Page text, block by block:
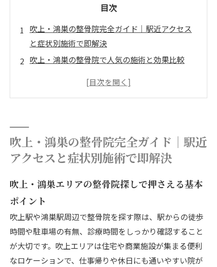
目次
吹上・鴻巣の整骨院完全ガイド｜駅近アクセス
と症状別施術で即解決
吹上・鴻巣の整骨院で人気の施術と効果比較
吹上・鴻巣整骨院のよくある悩みQ&A｜予約か
らアフターケアまで
る）理由について
吹上駅エリアについて
院概要
関連エリア
対応地域
吹上・鴻巣の整骨院完全ガイド｜駅近
アクセスと症状別施術で即解決
吹上・鴻巣エリアの整骨院探しで押さえる基本
ポイント
吹上駅や鴻巣駅周辺で整骨院を探す際は、駅からの徒歩
時間や駐車場の有無、診療時間をしっかり確認すること
が大切です。吹上エリアは住宅や商業施設が集まる便利
なロケーションで、仕事帰りや休日にも通いやすい院が